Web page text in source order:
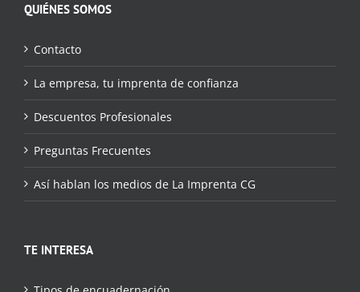
QUIÉNES SOMOS
Contacto
La empresa, tu imprenta de confianza
Descuentos Profesionales
Preguntas Frecuentes
Así hablan los medios de La Imprenta CG
TE INTERESA